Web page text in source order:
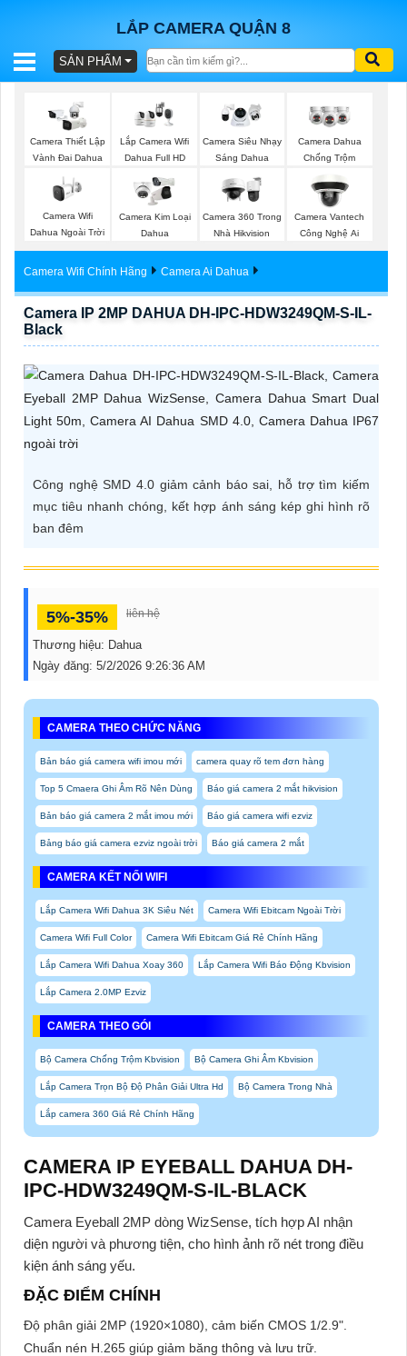
LẮP CAMERA QUẬN 8
BÁO
GÓI
SẢN
TƯ
VẤN
PHỤ
KIỆN
VẤN
DỊCH
SẢN PHẨM
Camera Thiết Lập
Vành Đai Dahua
Lắp Camera Wifi
Dahua Full HD
Camera Siêu Nhạy
Sáng Dahua
Camera Dahua
Chống Trộm
Camera Wifi
Dahua Ngoài Trời
Camera Kim Loại
Dahua
Camera 360 Trong
Nhà Hikvision
Camera Vantech
Công Nghệ Ai
Camera Wifi Chính Hãng Camera Ai Dahua
Camera IP 2MP DAHUA DH-IPC-HDW3249QM-S-IL-
Black
Công nghệ SMD 4.0 giảm cảnh báo sai, hỗ trợ tìm kiếm
mục tiêu nhanh chóng, kết hợp ánh sáng kép ghi hình rõ
ban đêm
5%-35% liên hệ
Thương hiệu: Dahua
Ngày đăng: 5/2/2026 9:26:36 AM
CAMERA THEO CHỨC NĂNG
Bản báo giá camera wifi imou mới camera quay rõ tem đơn hàng
Top 5 Cmaera Ghi Âm Rõ Nên Dùng Báo giá camera 2 mắt hikvision
Bản báo giá camera 2 mắt imou mới Báo giá camera wifi ezviz
Bảng báo giá camera ezviz ngoài trời Báo giá camera 2 mắt
CAMERA KẾT NỐI WIFI
Lắp Camera Wifi Dahua 3K Siêu Nét Camera Wifi Ebitcam Ngoài Trời
Camera Wifi Full Color Camera Wifi Ebitcam Giá Rẻ Chính Hãng
Lắp Camera Wifi Dahua Xoay 360 Lắp Camera Wifi Báo Động Kbvision
Lắp Camera 2.0MP Ezviz
CAMERA THEO GÓI
Bộ Camera Chống Trộm Kbvision Bộ Camera Ghi Âm Kbvision
Lắp Camera Trọn Bộ Độ Phân Giải Ultra Hd Bộ Camera Trong Nhà
Lắp camera 360 Giá Rẻ Chính Hãng
CAMERA IP EYEBALL DAHUA DH-
IPC-HDW3249QM-S-IL-BLACK
Camera Eyeball 2MP dòng WizSense, tích hợp AI nhận
diện người và phương tiện, cho hình ảnh rõ nét trong điều
kiện ánh sáng yếu.
ĐẶC ĐIỂM CHÍNH
Độ phân giải 2MP (1920×1080), cảm biến CMOS 1/2.9".
Chuẩn nén H.265 giúp giảm băng thông và lưu trữ.